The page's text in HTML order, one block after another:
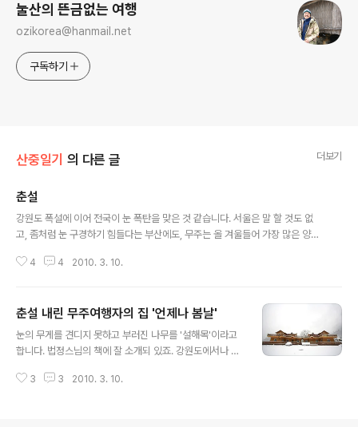
눌산의 뜬금없는 여행
ozikorea@hanmail.net
구독하기
산중일기 의 다른 글 더보기
춘설
강원도 폭설에 이어 전국이 눈 폭탄을 맞은 것 같습니다. 서울은 말 할 것도 없
고, 좀처럼 눈 구경하기 힘들다는 부산에도, 무주는 올 겨울들어 가장 많은 양이
만큼 많이 내렸습니다. 장화신고는 다닐만 합니다. 적상산 등산로가 시작되는
리 마을의 명물입니다. 수령 420년의 소나무로 펜션 뒤란의 520년 된 당산나
무와 함께 마을의 중심이기도 합니다. 가지가 부러질까 걱정됩니다. 위태한 모
습이지만 강인함이 느껴집니다. 마을은 고요합니다. 눈속에 포옥 쌓였습니다.
4 4 2010. 3. 10.
춘설 내린 무주여행자의 집 '언제나 봄날'
눈의 무게를 견디지 못하고 부러진 나무를 '설해목'이라고
합니다. 법정스님의 책에 잘 소개되 있죠. 강원도에서나 볼
졌습니다. 폭탄 터지는 소리와 함께 나뭇가지가 부러지는
3 3 2010. 3. 10.